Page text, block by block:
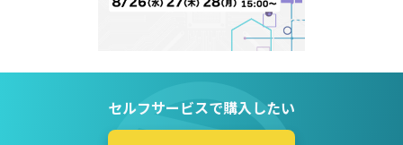
セルフサービスで購入したい